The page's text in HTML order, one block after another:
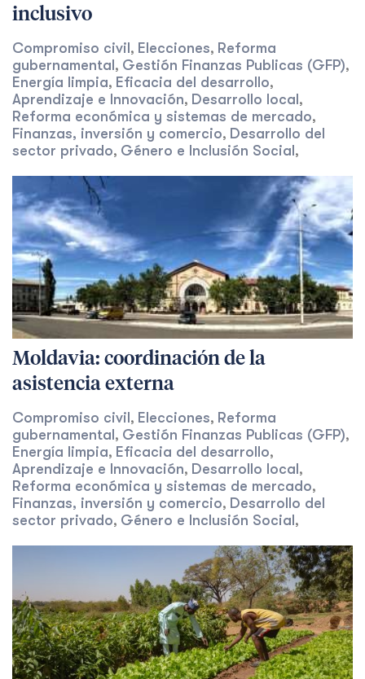
inclusivo
Compromiso civil , Elecciones, Reforma
gubernamental , Gestión Finanzas Publicas (GFP),
Energía limpia, Eficacia del desarrollo,
Aprendizaje e Innovación, Desarrollo local ,
Reforma económica y sistemas de mercado,
Finanzas, inversión y comercio, Desarrollo del
sector privado, Género e Inclusión Social ,
Moldavia: coordinación de la
asistencia externa
Compromiso civil , Elecciones, Reforma
gubernamental , Gestión Finanzas Publicas (GFP),
Energía limpia, Eficacia del desarrollo,
Aprendizaje e Innovación, Desarrollo local ,
Reforma económica y sistemas de mercado,
Finanzas, inversión y comercio, Desarrollo del
sector privado, Género e Inclusión Social ,